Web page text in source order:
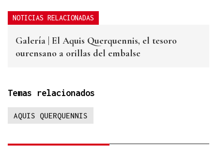
NOTICIAS RELACIONADAS
Galería | El Aquis Querquennis, el tesoro
ourensano a orillas del embalse
Temas relacionados
AQUIS QUERQUENNIS